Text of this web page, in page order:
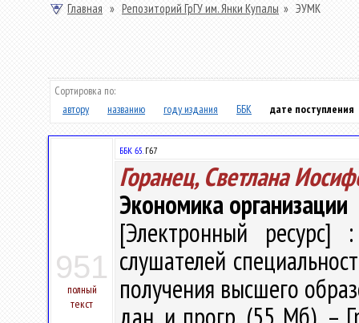
Главная » Репозиторий ГрГУ им. Янки Купалы » ЭУМК
Сортировка по:
автору
названию году издания ББК дате поступления
951
полный
текст
ББК 65.Г67
Горанец, Светлана
Экономика организации
[Электронный ресурс]
слушателей
получения высшего